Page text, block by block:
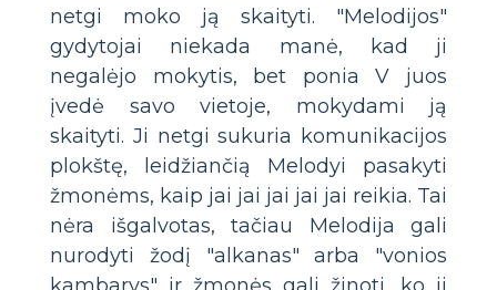
netgi moko ją skaityti. "Melodijos"
gydytojai niekada manė, kad ji
negalėjo mokytis, bet ponia V juos
įvedė savo vietoje, mokydami ją
skaityti. Ji netgi sukuria komunikacijos
plokštę, leidžiančią Melodyi pasakyti
žmonėms, kaip jai jai jai jai jai reikia. Tai
nėra išgalvotas, tačiau Melodija gali
nurodyti žodį "alkanas" arba "vonios